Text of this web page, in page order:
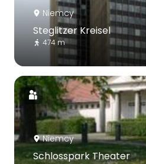
Niemcy
Steglitzer Kreisel
474 m
Niemcy
Schlosspark Theater